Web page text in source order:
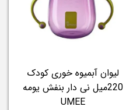
لیوان آبمیوه خوری کودک
220میل نی دار بنفش یومه
UMEE